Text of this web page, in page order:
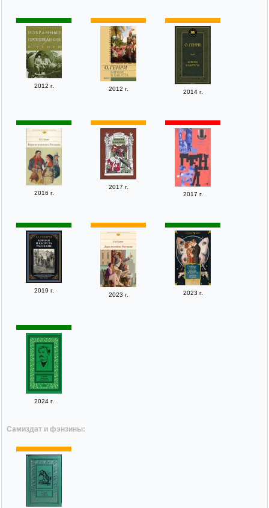
2012 г. 2012 г. 2014 г.
2016 г.
2017 г.
2017 г.
2019 г.
2023 г. 2023 г.
2024 г.
Самиздат и фэнзины: